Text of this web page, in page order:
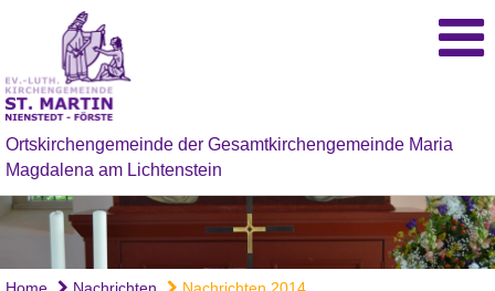
Ortskirchengemeinde der Gesamtkirchengemeinde Maria
Magdalena am Lichtenstein
Home Nachrichten Nachrichten 2014